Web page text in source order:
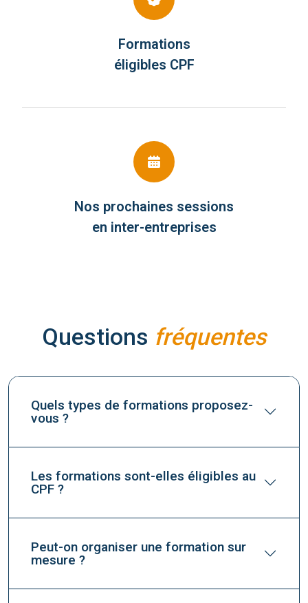
Formations
éligibles CPF
Nos prochaines sessions
en inter-entreprises
Questions fréquentes
Quels types de formations proposez-
vous ?
Les formations sont-elles éligibles au
CPF ?
Peut-on organiser une formation sur
mesure ?